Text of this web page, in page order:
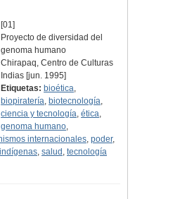
[01]
Proyecto de diversidad del
genoma humano
Chirapaq, Centro de Culturas
Indias [jun. 1995]
Etiquetas: bioética,
biopiratería, biotecnología,
ciencia y tecnología,ética,
genoma humano,
internacionales, poder,
, salud , tecnología